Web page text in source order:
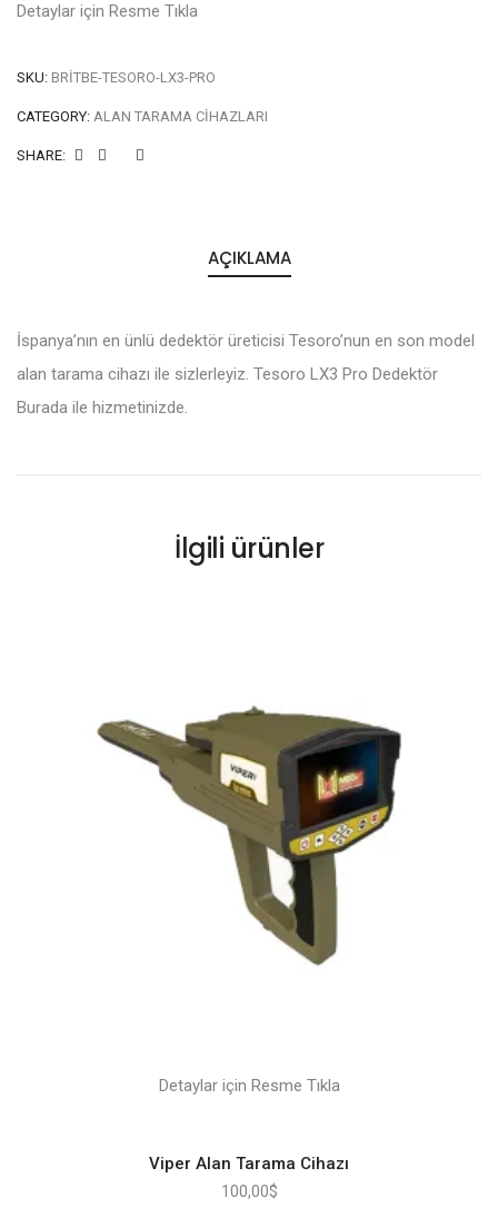
Detaylar için Resme Tıkla
SKU: BRITBE-TESORO-LX3-PRO
CATEGORY: ALAN TARAMA CIHAZLARI
SHARE:
AÇIKLAMA
İspanya’nın en ünlü dedektör üreticisi Tesoro’nun en son model
alan tarama cihazı ile sizlerleyiz. Tesoro LX3 Pro Dedektör
Burada ile hizmetinizde.
İlgili ürünler
Detaylar için Resme Tıkla
Viper Alan Tarama Cihazı
100,00$